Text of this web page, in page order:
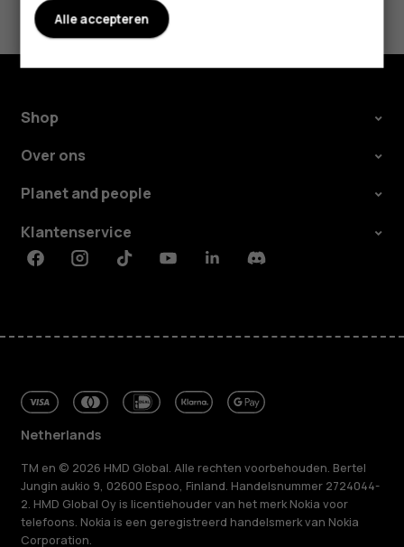
Ja Nee
Shop
Over ons
Planet and people
Klantenservice
FacebookInstagramTiktokYoutubeLinkedinDiscord
Netherlands
TM en © 2026 HMD Global. Alle rechten voorbehouden. Bertel
Jungin aukio 9, 02600 Espoo, Finland. Handelsnummer 2724044-
2. HMD Global Oy is licentiehouder van het merk Nokia voor
telefoons. Nokia is een geregistreerd handelsmerk van Nokia
Corporation.
Alle accepteren